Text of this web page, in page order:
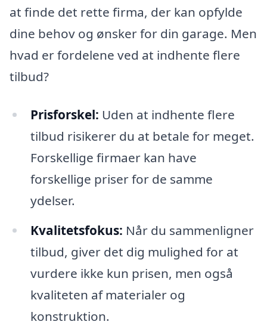
at finde det rette firma, der kan opfylde
dine behov og ønsker for din garage. Men
hvad er fordelene ved at indhente flere
tilbud?
Prisforskel: Uden at indhente flere
tilbud risikerer du at betale for meget.
Forskellige firmaer kan have
forskellige priser for de samme
ydelser.
Kvalitetsfokus: Når du sammenligner
tilbud, giver det dig mulighed for at
vurdere ikke kun prisen, men også
kvaliteten af materialer og
konstruktion.